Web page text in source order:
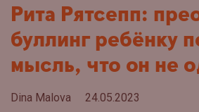
Рита Рятсепп:
буллинг ребёнку
мысль, что он не
Dina Malova 24.05.2023